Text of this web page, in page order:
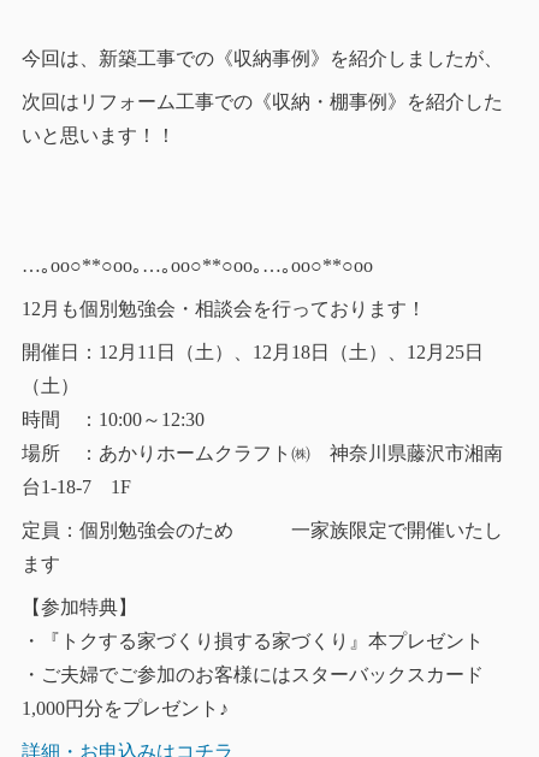
今回は、新築工事での《収納事例》を紹介しましたが、
次回はリフォーム工事での《収納・棚事例》を紹介した
いと思います！！
…｡oо○**○оo｡…｡oо○**○оo｡…｡oо○**○оo
12月も個別勉強会・相談会を行っております！
開催日：12月11日（土）、12月18日（土）、12月25日
（土）
時間 ：10:00～12:30
場所 ：あかりホームクラフト㈱ 神奈川県藤沢市湘南
台1-18-7 1F
定員：個別勉強会のため 一家族限定で開催いたし
ます
【参加特典】
・『トクする家づくり損する家づくり』本プレゼント
・ご夫婦でご参加のお客様にはスターバックスカード
1,000円分をプレゼント♪
詳細・お申込みはコチラ